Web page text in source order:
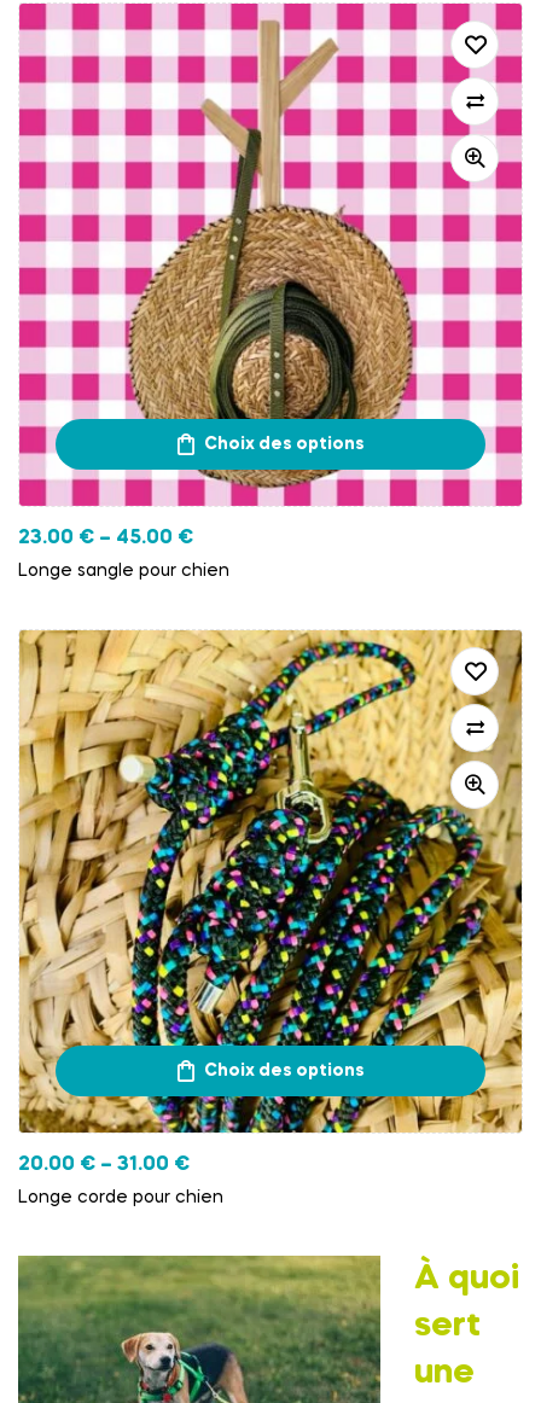
Choix des options
23.00 € – 45.00 €
Longe sangle pour chien
Choix des options
20.00 € – 31.00 €
Longe corde pour chien
À quoi
sert
une